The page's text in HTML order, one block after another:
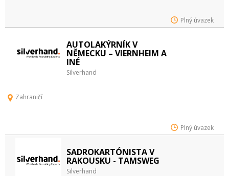
Plný úvazek
AUTOLAKÝRNÍK V
NĚMECKU – VIERNHEIM A
INÉ
Silverhand
Zahraničí
Plný úvazek
SADROKARTÓNISTA V
RAKOUSKU - TAMSWEG
Silverhand